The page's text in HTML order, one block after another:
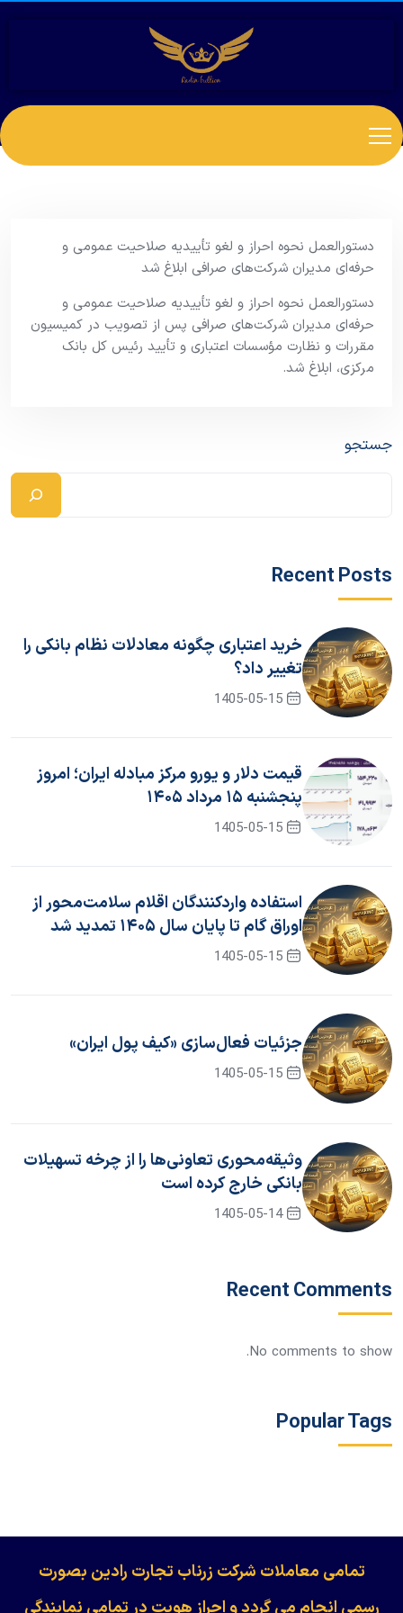
دستورالعمل نحوه احراز و لغو تأییدیه صلاحیت عمومی و
حرفه‌ای مدیران شرکت‌های صرافی ابلاغ شد
دستورالعمل نحوه احراز و لغو تأییدیه صلاحیت عمومی و
حرفه‌ای مدیران شرکت‌های صرافی پس از تصویب در کمیسیون
مقررات و نظارت مؤسسات اعتباری و تأیید رئیس کل بانک
مرکزی، ابلاغ شد.
جستجو
Recent Posts
خرید اعتباری چگونه معادلات نظام بانکی را
تغییر داد؟
1405-05-15
قیمت دلار و یورو مرکز مبادله ایران؛ امروز
پنجشنبه ۱۵ مرداد ۱۴۰۵
1405-05-15
استفاده واردکنندگان اقلام سلامت‌محور از
اوراق گام تا پایان سال ۱۴۰۵ تمدید شد
1405-05-15
جزئیات فعال‌سازی «کیف پول ایران»
1405-05-15
وثیقه‌محوری تعاونی‌ها را از چرخه تسهیلات
بانکی خارج کرده است
1405-05-14
Recent Comments
No comments to show.
Popular Tags
​​​​​​تمامی معاملات شرکت زرناب تجارت رادین بصورت
رسمی انجام می گردد و احراز هویت در تمامی نمایندگی